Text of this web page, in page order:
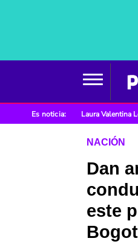
Es noticia: Laura Valentina
NACIÓN
Dan
este